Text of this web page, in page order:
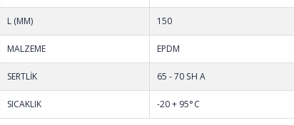
L (MM) 150
MALZEME EPDM
SERTLİK 65 - 70 SH A
SICAKLIK -20 + 95°C
UT-001
TEK-001